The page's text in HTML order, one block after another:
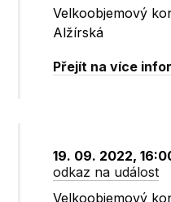
Velkoobjemový
Alžírská
Přejít na více
19. 09. 2022,
odkaz na událost
Velkoobjemový